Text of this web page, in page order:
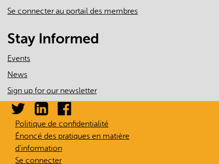
Se connecter au portail des membres
Stay Informed
Events
News
Sign up for our newsletter
Politique de confidentialité
Énoncé des pratiques en matière
d'information
Se connecter